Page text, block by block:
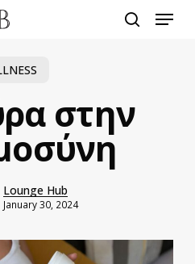
Menu
στην
Lounge Hub
January 30, 2024